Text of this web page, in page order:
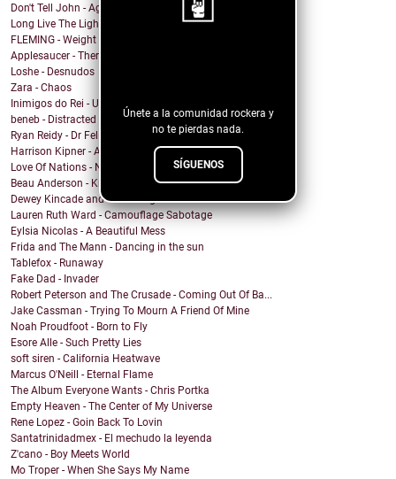
Únete a la comunidad rockera y
no te pierdas nada.
SÍGUENOS
Don't Tell John - Again
Long Live The Lights - The Fight
FLEMING - Weight In The Wind
Applesaucer - There’s a Light
Loshe - Desnudos
Zara - Chaos
Inimigos do Rei - Uma Barata Chamada Kafka versão ...
beneb - Distracted
Ryan Reidy - Dr Felix and His Fringe Body Parts
Harrison Kipner - Alone With You
Love Of Nations - Ne'er Do Well
Beau Anderson - Know By Now
Dewey Kincade and The Navigators - Down in the Val...
Lauren Ruth Ward - Camouflage Sabotage
Eylsia Nicolas - A Beautiful Mess
Frida and The Mann - Dancing in the sun
Tablefox - Runaway
Fake Dad - Invader
Robert Peterson and The Crusade - Coming Out Of Ba...
Jake Cassman - Trying To Mourn A Friend Of Mine
Noah Proudfoot - Born to Fly
Esore Alle - Such Pretty Lies
soft siren - California Heatwave
Marcus O'Neill - Eternal Flame
The Album Everyone Wants - Chris Portka
Empty Heaven - The Center of My Universe
Rene Lopez - Goin Back To Lovin
Santatrinidadmex - El mechudo la leyenda
Z'cano - Boy Meets World
Mo Troper - When She Says My Name